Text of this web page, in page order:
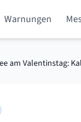
& Alpenregion
Warnungen
am Valentinstag: